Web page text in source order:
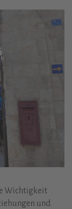
Wichtigkeit
und